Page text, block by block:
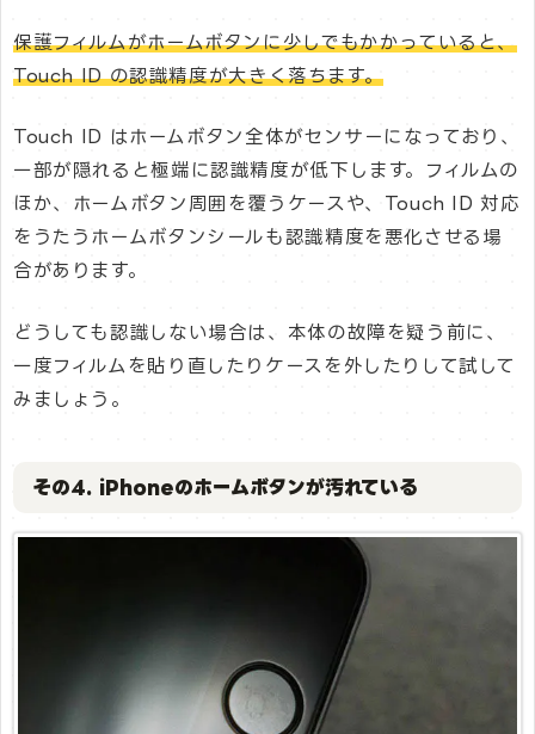
保護フィルムがホームボタンに少しでもかかっていると、
Touch ID の認識精度が大きく落ちます。
Touch ID はホームボタン全体がセンサーになっており、
一部が隠れると極端に認識精度が低下します。フィルムの
ほか、ホームボタン周囲を覆うケースや、Touch ID 対応
をうたうホームボタンシールも認識精度を悪化させる場
合があります。
どうしても認識しない場合は、本体の故障を疑う前に、
一度フィルムを貼り直したりケースを外したりして試して
みましょう。
その4. iPhoneのホームボタンが汚れている